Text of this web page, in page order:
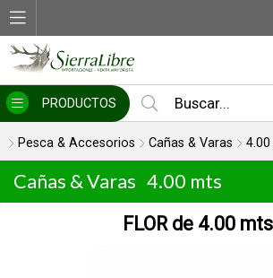
PRODUCTOS
Pesca & Accesorios Cañas & Varas
Cañas & Varas 4.00 mts
FLOR de 4.00